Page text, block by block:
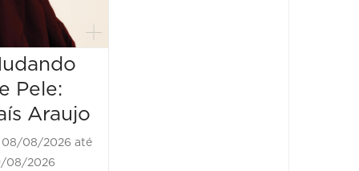
Pele:
Araujo
08/08/2026 até
08/2026